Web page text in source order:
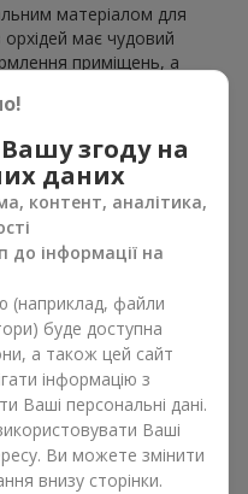
матеріалом для
має чудовий
приміщень, а
що зберігає свою
своїй структурі
у класичному,
Букет з орхідей
і в масштабних
стають центральним
Залежно від
на орхідеї ціна.
букет з орхідей.
підійти будь-кому. Їх
дівчині, дружині, сестрі,
. Сьогодні можна орхідеї
бажаний
згоду на
даних
контент, аналітика,
до інформації на
(наприклад, файли
буде доступна
а також цей сайт
інформацію з
Ваші персональні дані.
Ваші
Ви можете змінити
внизу сторінки.